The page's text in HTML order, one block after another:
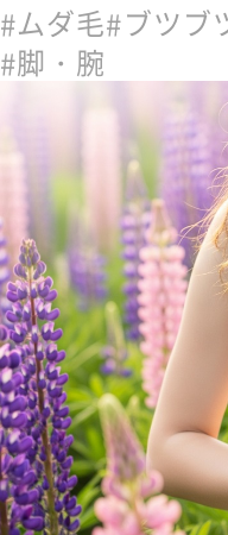
ムダ毛 ブツブ
脚・腕